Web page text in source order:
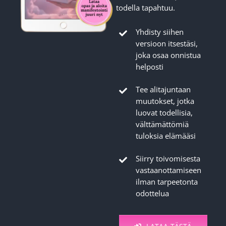
todella tapahtuu.
Yhdisty siihen
versioon itsestäsi,
joka osaa onnistua
helposti
Tee alitajuntaan
muutokset, jotka
luovat todellisia,
välttämättömiä
tuloksia elämääsi
Siirry toivomisesta
vastaanottamiseen
ilman tarpeetonta
odottelua